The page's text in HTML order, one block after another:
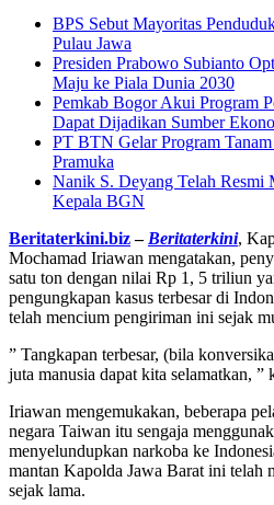
BPS Sebut Mayoritas
Pulau Jawa
Presiden Prabowo Subianto
Maju ke Piala Dunia 2030
Pemkab Bogor Akui Program
Dapat Dijadikan Sumber
PT BTN Gelar Program
Pramuka
Nanik S. Deyang Telah Resmi
Kepala BGN
Beritaterkini.biz– Beritaterkini,
Mochamad Iriawan mengatakan,
satu ton dengan nilai Rp 1, 5 triliun
pengungkapan kasus terbesar di
telah mencium pengiriman ini sejak
” Tangkapan terbesar, (bila
juta manusia dapat kita selamatkan, ”
Iriawan mengemukakan, beberapa
negara Taiwan itu sengaja
menyelundupkan narkoba ke
mantan Kapolda Jawa Barat ini telah
sejak lama.